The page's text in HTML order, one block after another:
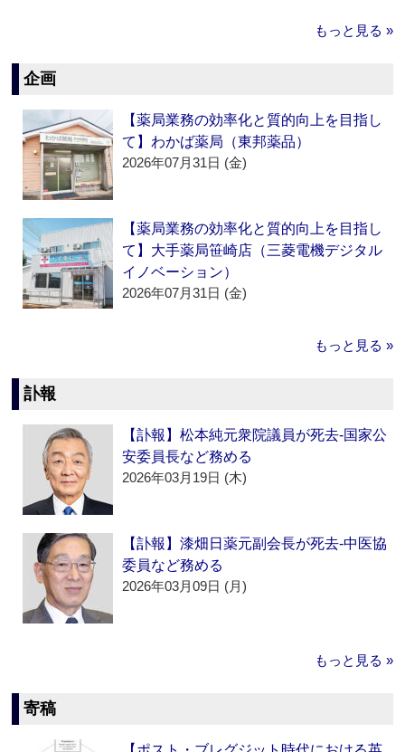
もっと見る »
企画
【薬局業務の効率化と質的向上を目指し
て】わかば薬局（東邦薬品）
2026年07月31日 (金)
【薬局業務の効率化と質的向上を目指し
て】大手薬局笹崎店（三菱電機デジタル
イノベーション）
2026年07月31日 (金)
もっと見る »
訃報
【訃報】松本純元衆院議員が死去‐国家公
安委員長など務める
2026年03月19日 (木)
【訃報】漆畑日薬元副会長が死去‐中医協
委員など務める
2026年03月09日 (月)
もっと見る »
寄稿